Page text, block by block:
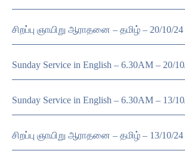
சிறப்பு ஞாயிறு ஆராதனை – தமிழ் – 20/10/24
Sunday Service in English – 6.30AM – 20/
Sunday Service in English – 6.30AM – 13/
சிறப்பு ஞாயிறு ஆராதனை – தமிழ் – 13/10/24